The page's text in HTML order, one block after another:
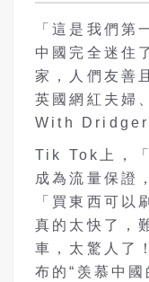
「這是我們第
中國完全迷住
家，人們友善
英國網紅夫婦
With Dridgers
Tik Tok上，
成為流量保證
「買東西可以
真的太快了，
車，太驚人了
布的“羡慕中